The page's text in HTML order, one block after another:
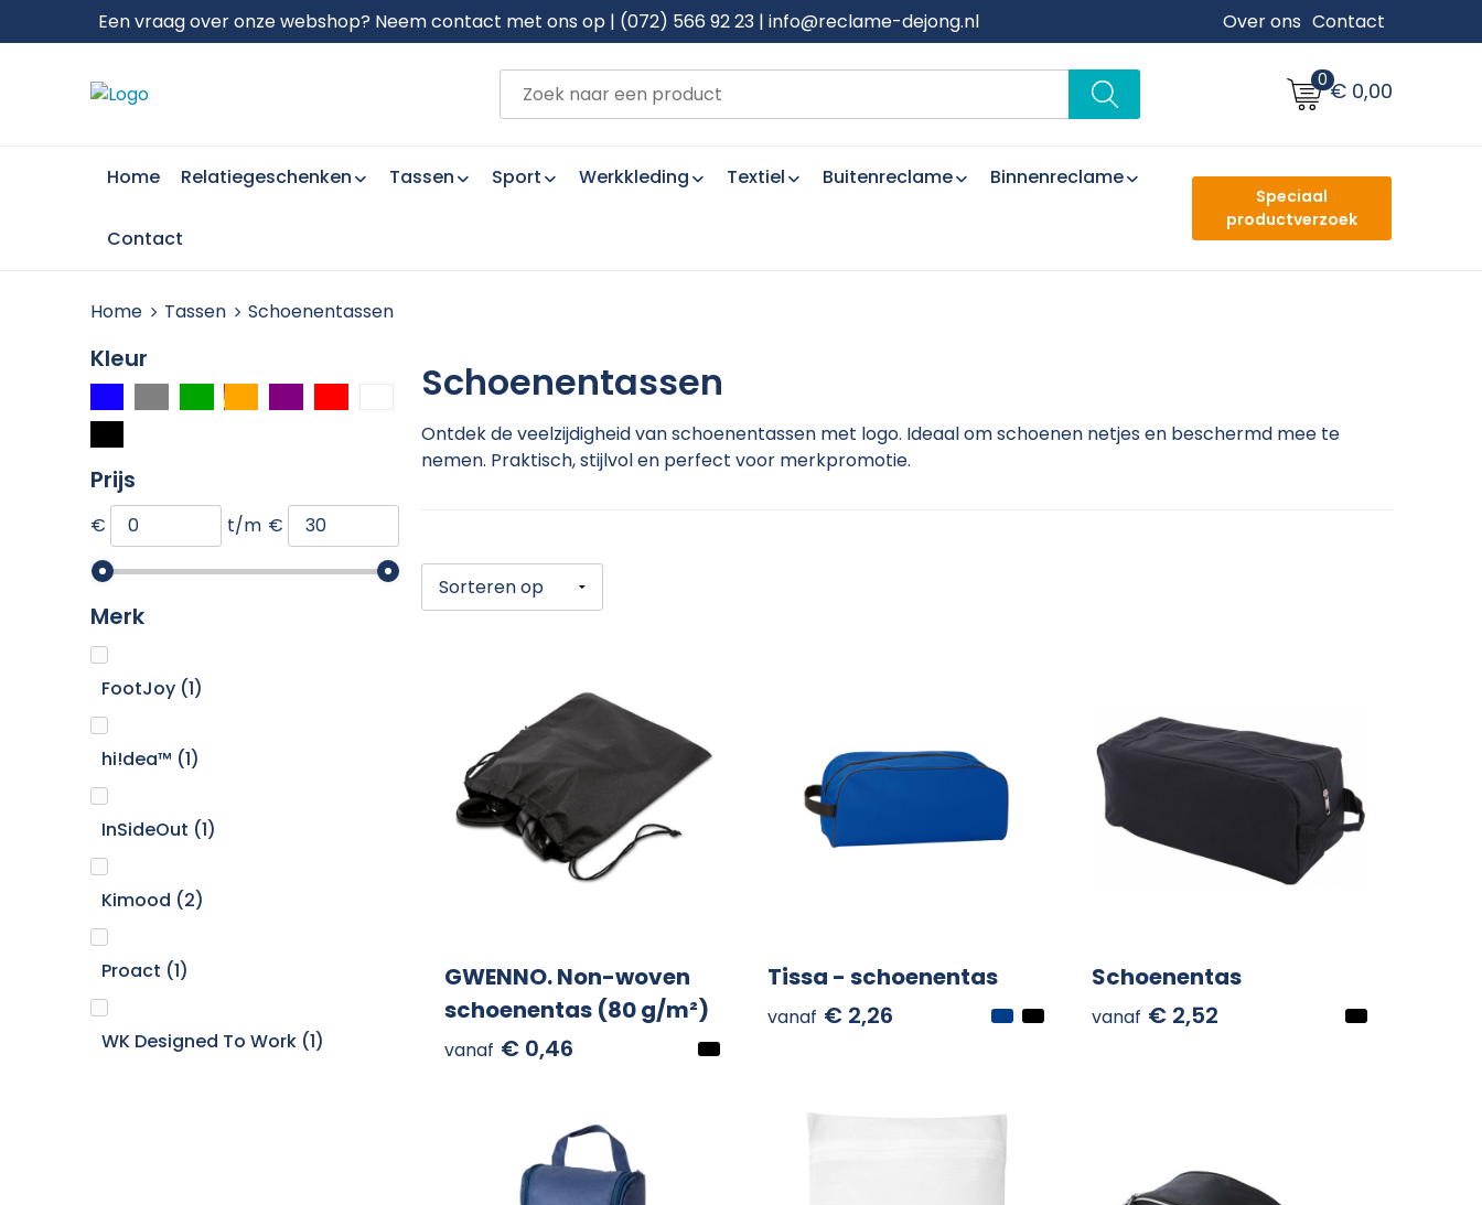
Een vraag over onze webshop? Neem contact met ons op | (072) 566 92 23 | info@reclame-dejong.nl Over ons Contact
0€ 0,00
Home Relatiegeschenken Tassen Sport Werkkleding Textiel Buitenreclame Binnenreclame
Contact
Speciaal
productverzoek
Home Tassen Schoenentassen
Kleur
Prijs
€ t/m €
Merk
FootJoy (1)
hi!dea™ (1)
InSideOut (1)
Kimood (2)
Proact (1)
WK Designed To Work (1)
Schoenentassen
Ontdek de veelzijdigheid van schoenentassen met logo. Ideaal om schoenen netjes en beschermd mee te
nemen. Praktisch, stijlvol en perfect voor merkpromotie.
GWENNO. Non-woven
schoenentas (80 g/m²)
vanaf € 0,46
Tissa - schoenentas
vanaf € 2,26
Schoenentas
vanaf € 2,52